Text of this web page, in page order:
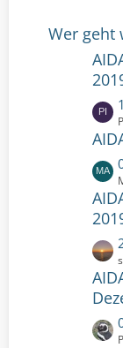
e
i
t
r
ä
g
e
t
e
B
i
t
r
ä
g
e
Wer geht
L
e
t
t
e
B
e
i
t
r
ä
e
L
e
t
z
e
B
e
i
t
r
L
e
t
z
e
L
e